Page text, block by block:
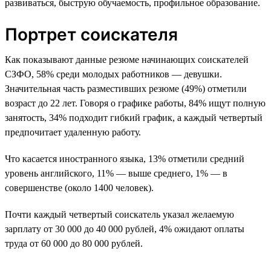
развиваться, быструю обучаемость, профильное образование.
Портрет соискателя
Как показывают данные резюме начинающих соискателей
СЗФО, 58% среди молодых работников — девушки.
Значительная часть разместивших резюме (49%) отметили
возраст до 22 лет. Говоря о графике работы, 84% ищут полную
занятость, 34% подходит гибкий график, а каждый четвертый
предпочитает удаленную работу.
Что касается иностранного языка, 13% отметили средний
уровень английского, 11% — выше среднего, 1% — в
совершенстве (около 1400 человек).
Почти каждый четвертый соискатель указал желаемую
зарплату от 30 000 до 40 000 рублей, 4% ожидают оплаты
труда от 60 000 до 80 000 рублей.